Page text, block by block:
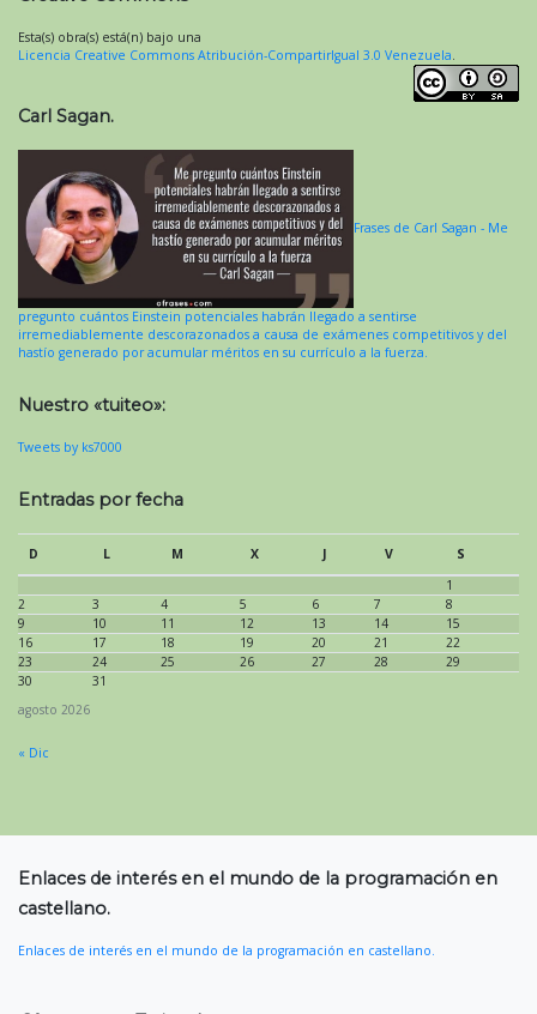
Esta(s) obra(s) está(n) bajo una
Licencia Creative Commons Atribución-CompartirIgual 3.0 Venezuela.
Carl Sagan.
Frases de Carl Sagan - Me
pregunto cuántos Einstein potenciales habrán llegado a sentirse
irremediablemente descorazonados a causa de exámenes competitivos y del
hastío generado por acumular méritos en su currículo a la fuerza.
Nuestro «tuiteo»:
Tweets by ks7000
Entradas por fecha
agosto 2026
D L M X J V
S
1
2
3 4 5 6 7
8
9
10 11 12 13 14
15
16
17 18 19 20 21
22
23
24 25 26 27 28
29
30
31
« Dic
Enlaces de interés en el mundo de la programación en
castellano.
Enlaces de interés en el mundo de la programación en castellano.